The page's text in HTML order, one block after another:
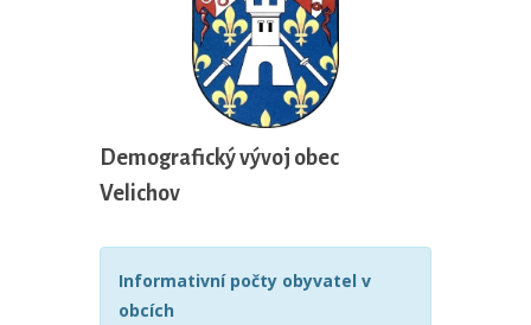
Demografický vývoj obec
Velichov
Informativní počty obyvatel v
obcích